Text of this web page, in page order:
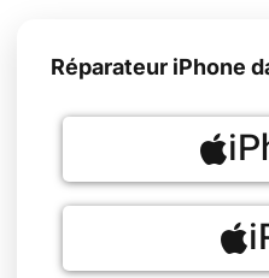
Réparateur iPhone